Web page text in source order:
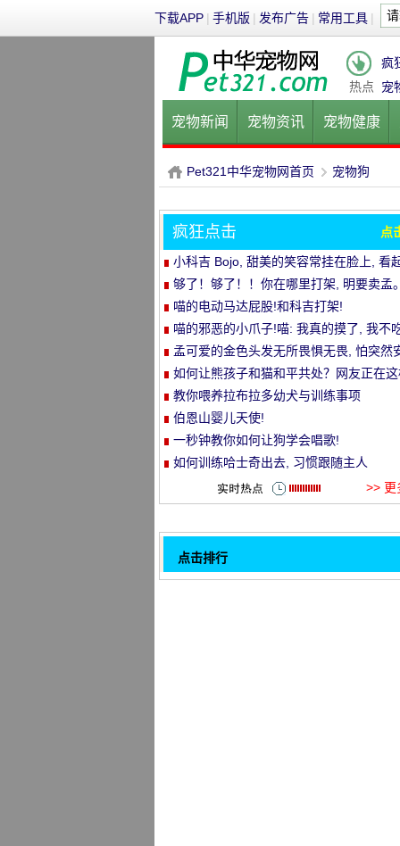
下载APP | 手机版 | 发布广告 | 常用工具 |
热点
疯
宠
宠物新闻 宠物资讯 宠物健康
健康饮食 宠物美容 宠物医院
P
et
Pet321中华宠物网首页
›
宠物狗
疯狂点击 点
小科吉 Bojo, 甜美的笑容常挂在脸上, 看
来每天都是超级快乐!爱笑的小短腿, 太治
够了！够了！！你在哪里打架, 明要卖孟
喵的电动马达屁股!和科吉打架!
喵的邪恶的小爪子!喵: 我真的摸了, 我不
孟可爱的金色头发无所畏惧无畏, 怕突然
静的空气
如何让熊孩子和猫和平共处？网友正在
做..。婴孩必须被充电送..。
教你喂养拉布拉多幼犬与训练事项
伯恩山婴儿天使!
一秒钟教你如何让狗学会唱歌!
如何训练哈士奇出去, 习惯跟随主人
>> 更
点击排行